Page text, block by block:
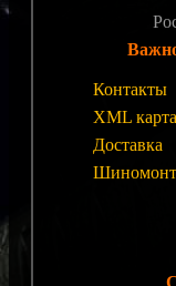
Контакты
XML
Доставка